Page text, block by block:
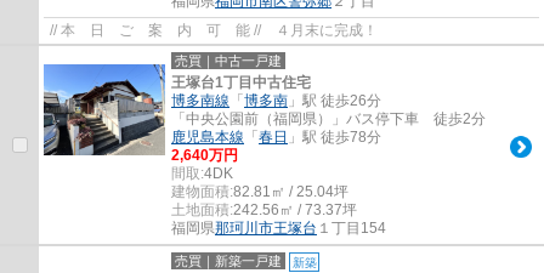
// 本 日 ご 案 内 可 能 // ４月末に完成！
売買｜中古一戸建
王塚台1丁目中古住宅
博多南線 「 博多南 」駅 徒歩26分
「中央公園前（福岡県）」バス停下車 徒歩2分
鹿児島本線 「 春日 」駅 徒歩78分
2,640万円
間取:4DK
建物面積:82.81㎡ / 25.04坪
土地面積:242.56㎡ / 73.37坪
福岡県那珂川市王塚台 １丁目154
売買｜新築一戸建 新築